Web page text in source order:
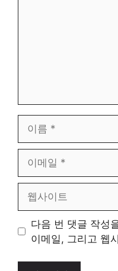
일
트
다음 번 댓글 작성
이메일, 그리고 웹